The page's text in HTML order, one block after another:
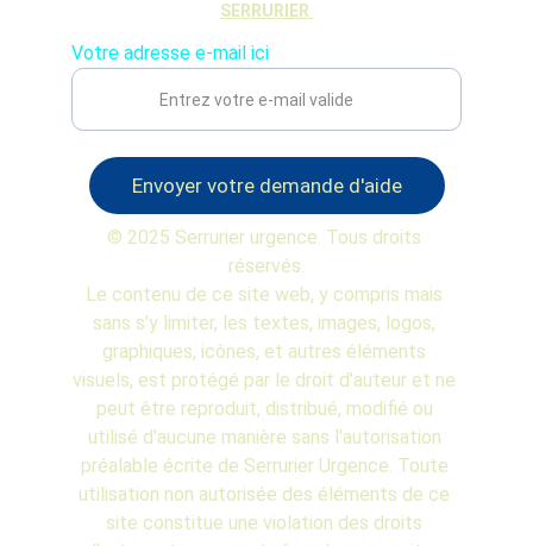
SERRURIER
Votre adresse e-mail ici
Envoyer votre demande d'aide
© 2025 Serrurier urgence. Tous droits
réservés.
Le contenu de ce site web, y compris mais
sans s'y limiter, les textes, images, logos,
graphiques, icônes, et autres éléments
visuels, est protégé par le droit d'auteur et ne
peut être reproduit, distribué, modifié ou
utilisé d'aucune manière sans l'autorisation
préalable écrite de Serrurier Urgence. Toute
utilisation non autorisée des éléments de ce
site constitue une violation des droits